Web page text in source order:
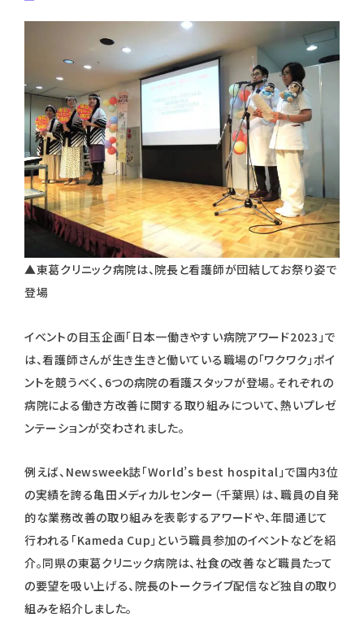
▲東葛クリニック病院は、院長と看護師が団結してお祭り姿で
登場
イベントの目玉企画「日本一働きやすい病院アワード2023」で
は、看護師さんが生き生きと働いている職場の「ワクワク」ポイ
ントを競うべく、6つの病院の看護スタッフが登場。それぞれの
病院による働き方改善に関する取り組みについて、熱いプレゼ
ンテーションが交わされました。
例えば、Newsweek誌「World’s best hospital」で国内3位
の実績を誇る亀田メディカルセンター（千葉県）は、職員の自発
的な業務改善の取り組みを表彰するアワードや、年間通じて
行われる「Kameda Cup」という職員参加のイベントなどを紹
介。同県の東葛クリニック病院は、社食の改善など職員たって
の要望を吸い上げる、院長のトークライブ配信など独自の取り
組みを紹介しました。